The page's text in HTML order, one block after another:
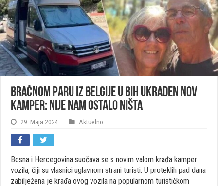
Bračnom paru iz Belgije u BiH ukraden nov
kamper: Nije nam ostalo ništa
29. Maja 2024. Aktuelno
Bosna i Hercegovina suočava se s novim valom krađa kamper
vozila, čiji su vlasnici uglavnom strani turisti. U proteklih pad dana
zabilježena je krađa ovog vozila na popularnom turističkom